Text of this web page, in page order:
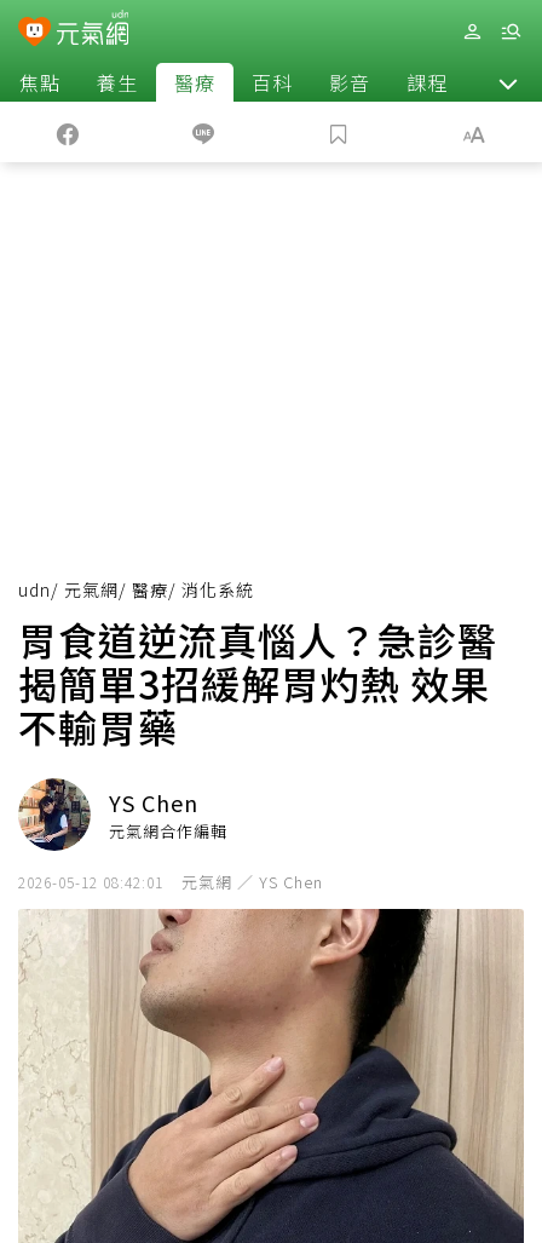
焦點 養生 醫療 百科 影音 課程 退休
udn/ 元氣網/ 醫療/ 消化系統
胃食道逆流真惱人？急診醫
揭簡單3招緩解胃灼熱 效果
不輸胃藥
YS Chen
元氣網合作編輯
2026-05-12 08:42:01 元氣網 ／ YS Chen